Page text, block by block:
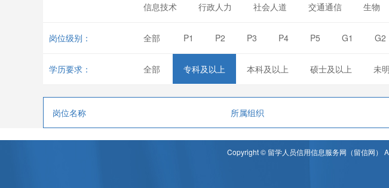
信息技术 行政人力 社会人道 交通通信 生物
岗位级别： 全部 P1 P2 P3 P4 P5 G1 G2
学历要求： 全部 专科及以上 本科及以上 硕士及以上 未
岗位名称 所属组织
Copyright © 留学人员信用信息服务网（留信网）